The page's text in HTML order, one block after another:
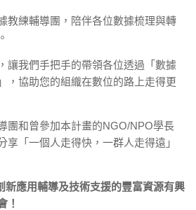
教練輔導團，陪伴各位數據梳理與轉
讓我們手把手的帶領各位透過「數據
，協助您的組織在數位的路上走得更
團和曾參加本計畫的NGO/NPO學長
享「一個人走得快，一群人走得遠」
新應用輔導及技術支援的豐富資源有興
！